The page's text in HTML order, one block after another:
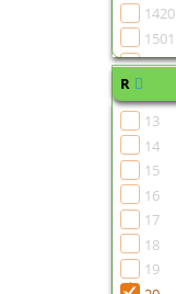
1420
1501
1502
1505
1507
1510
1513
R
13
14
15
16
17
18
19